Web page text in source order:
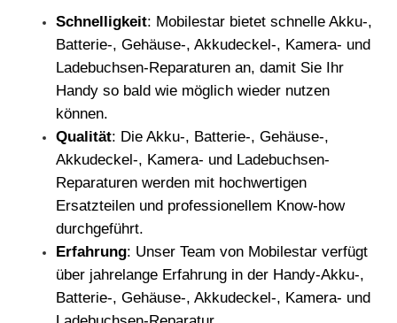
Schnelligkeit: Mobilestar bietet schnelle Akku-,
Batterie-, Gehäuse-, Akkudeckel-, Kamera- und
Ladebuchsen-Reparaturen an, damit Sie Ihr
Handy so bald wie möglich wieder nutzen
können.
Qualität: Die Akku-, Batterie-, Gehäuse-,
Akkudeckel-, Kamera- und Ladebuchsen-
Reparaturen werden mit hochwertigen
Ersatzteilen und professionellem Know-how
durchgeführt.
Erfahrung: Unser Team von Mobilestar verfügt
über jahrelange Erfahrung in der Handy-Akku-,
Batterie-, Gehäuse-, Akkudeckel-, Kamera- und